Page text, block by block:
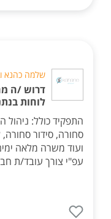
שלמה כהנא
דרוש /ה
לוחות
התפקיד כולל:
סחורה, סידור
עפ"י צורך עובד/ת